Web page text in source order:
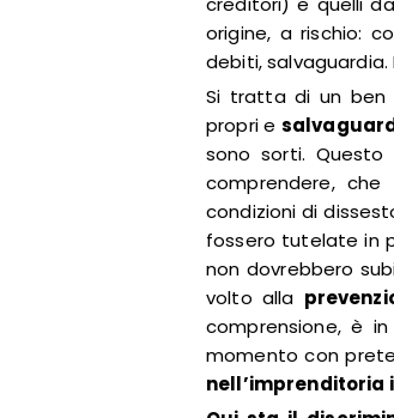
origine, a rischio:
debiti,
Si tratta di un ben
propri e
sono sorti.
comprendere,
condizioni di
fossero tutelate in
non dovrebbero
volto alla
comprensione, è
momento con
nell’imprenditoria